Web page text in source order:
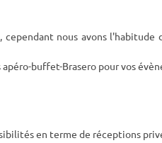
cependant nous avons
buffet-Brasero pour vos
en terme de réceptions